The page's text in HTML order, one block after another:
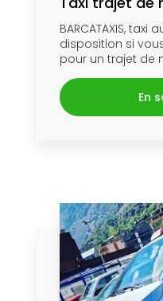
BARCATAXIS,
disposition si
pour un trajet de
En